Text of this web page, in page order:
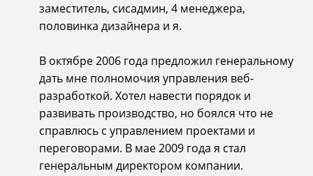
заместитель, сисадмин, 4 менеджера,
половинка дизайнера и я.
В октябре 2006 года предложил генеральному
дать мне полномочия управления веб-
разработкой. Хотел навести порядок и
развивать производство, но боялся что не
справлюсь с управлением проектами и
переговорами. В мае 2009 года я стал
генеральным директором компании.